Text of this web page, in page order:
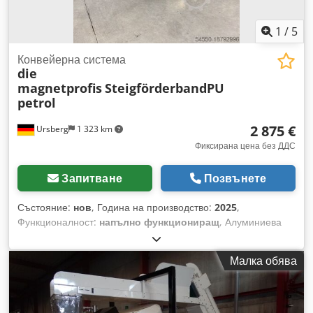
1 / 5
Ursberg 1 323 km
Конвейерна система
die
magnetprofisSteigförderbandPU
petrol
2 875 €
Фиксирана цена без ДДС
Запитване Позвънете
Състояние: нов, Година на производство: 2025,
Функционалност: напълно функциониращ, Алуминиева
наклонена транспортна лента с подконструкция,
включително регулируеми опорни и машинни крака за
нивелиране на неравности в пода. - Входна височина: 250
мм - Наклонена част: 2 500 мм - Височина на изхвърляне: 1
800 мм Изпълнение: Алуминиева конструкция - профил
90x45 мм, усилен с две стени - Метален покривен лист по
Малка обява